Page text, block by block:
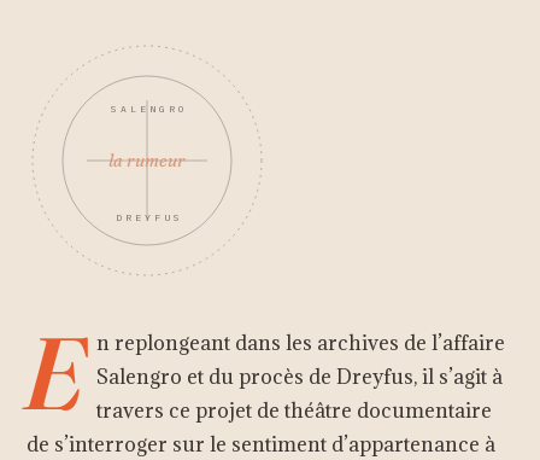
SALENGRO
DREYFUS
la rumeur
E n replongeant dans les archives de l’affaire
Salengro et du procès de Dreyfus, il s’agit à
travers ce projet de théâtre documentaire
de s’interroger sur le sentiment d’appartenance à